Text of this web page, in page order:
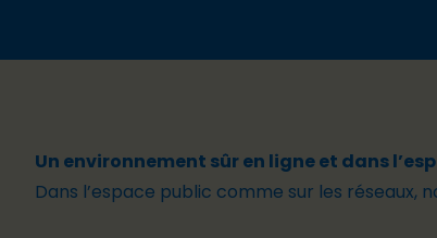
Un environnement sûr en ligne et dans
Dans l’espace public comme sur les réseaux,